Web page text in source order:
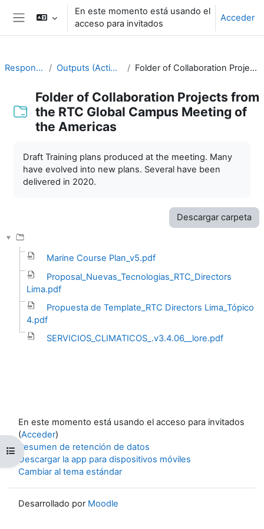
Salta al contenido principal
Panel lateral
En este momento está usando el
acceso para invitados
Acceder
Abrir índice del curso
Responding to Challenges Outputs (Action Plans) from previous meetings Folder of Collaboration Projects from the RTC Global Campus Meeting of the Americas
Folder of Collaboration Projects from
the RTC Global Campus Meeting of
the Americas
Draft Training plans produced at the meeting. Many
have evolved into new plans. Several have been
delivered in 2020.
Descargar carpeta
Marine Course Plan_v5.pdf
Proposal_Nuevas_Tecnologias_RTC_Directors
Lima.pdf
Propuesta de Template_RTC Directors Lima_Tópico
4.pdf
SERVICIOS_CLIMATICOS_.v3.4.06__lore.pdf
En este momento está usando el acceso para invitados
(Acceder)
Resumen de retención de datos
Descargar la app para dispositivos móviles
Cambiar al tema estándar
Desarrollado por Moodle